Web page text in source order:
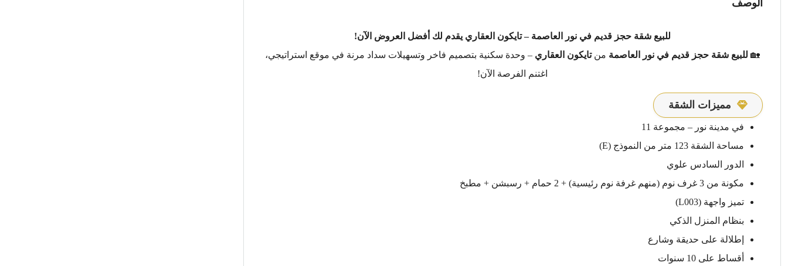
الوصف
للبيع شقة حجز قديم في نور العاصمة – تايكون العقاري يقدم لك أفضل العروض الآن!
🏡 للبيع شقة حجز قديم في نور العاصمة منتايكون العقاري – وحدة سكنية بتصميم فاخر وتسهيلات سداد مرنة في موقع استراتيجي،
اغتنم الفرصة الآن!
مميزات الشقة
في مدينة نور – مجموعة 11
مساحة الشقة 123 متر من النموذج (E)
الدور السادس علوي
مكونة من 3 غرف نوم (منهم غرفة نوم رئيسية) + 2 حمام + رسبشن + مطبخ
تميز واجهة (L003)
بنظام المنزل الذكي
إطلالة على حديقة وشارع
أقساط على 10 سنوات